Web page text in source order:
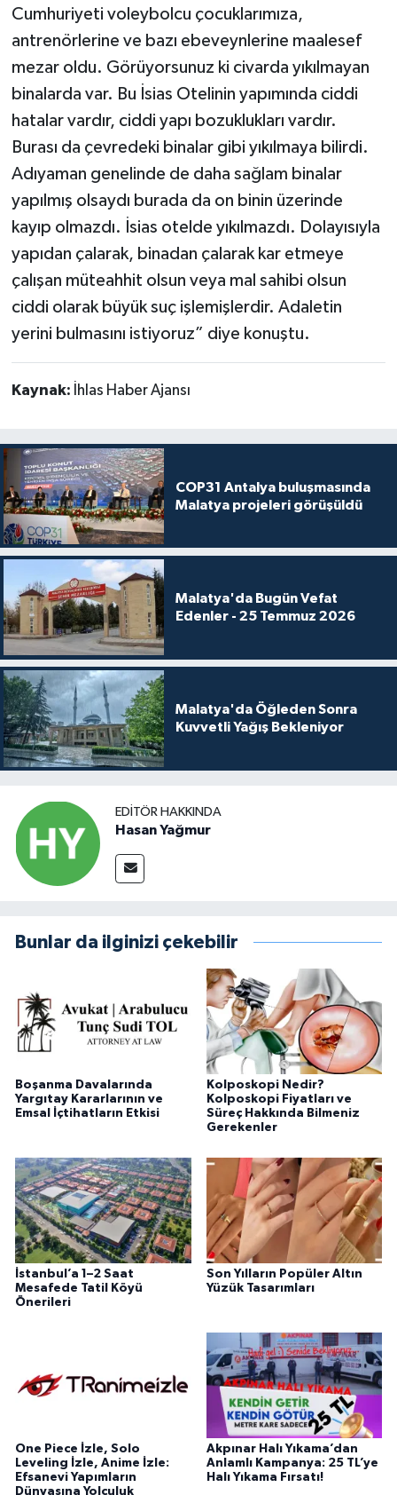
Cumhuriyeti voleybolcu çocuklarımıza,
antrenörlerine ve bazı ebeveynlerine maalesef
mezar oldu. Görüyorsunuz ki civarda yıkılmayan
binalarda var. Bu İsias Otelinin yapımında ciddi
hatalar vardır, ciddi yapı bozuklukları vardır.
Burası da çevredeki binalar gibi yıkılmaya bilirdi.
Adıyaman genelinde de daha sağlam binalar
yapılmış olsaydı burada da on binin üzerinde
kayıp olmazdı. İsias otelde yıkılmazdı. Dolayısıyla
yapıdan çalarak, binadan çalarak kar etmeye
çalışan müteahhit olsun veya mal sahibi olsun
ciddi olarak büyük suç işlemişlerdir. Adaletin
yerini bulmasını istiyoruz” diye konuştu.
Kaynak: İhlas Haber Ajansı
COP31 Antalya buluşmasında
Malatya projeleri görüşüldü
Malatya'da Bugün Vefat
Edenler - 25 Temmuz 2026
Malatya'da Öğleden Sonra
Kuvvetli Yağış Bekleniyor
EDITÖR HAKKINDA
Hasan Yağmur
Bunlar da ilginizi çekebilir
Boşanma Davalarında
Yargıtay Kararlarının ve
Emsal İçtihatların Etkisi
Kolposkopi Nedir?
Kolposkopi Fiyatları ve
Süreç Hakkında Bilmeniz
Gerekenler
İstanbul’a 1–2 Saat
Mesafede Tatil Köyü
Önerileri
Son Yılların Popüler Altın
Yüzük Tasarımları
One Piece İzle, Solo
Leveling İzle, Anime İzle:
Efsanevi Yapımların
Dünyasına Yolculuk
Akpınar Halı Yıkama’dan
Anlamlı Kampanya: 25 TL’ye
Halı Yıkama Fırsatı!